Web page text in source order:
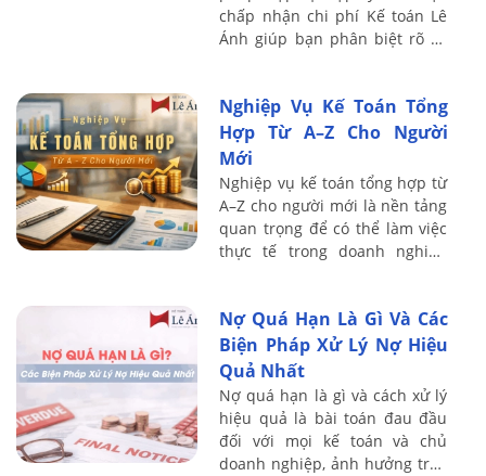
chấp nhận chi phí Kế toán Lê
Ánh giúp bạn phân biệt rõ và
Nghiệp Vụ Kế Toán Tổng
Hợp Từ A–Z Cho Người
Mới
Nghiệp vụ kế toán tổng hợp từ
A–Z cho người mới là nền tảng
quan trọng để có thể làm việc
thực tế trong doanh nghiệp
Ánh ...
Nợ Quá Hạn Là Gì Và Các
Biện Pháp Xử Lý Nợ Hiệu
Quả Nhất
Nợ quá hạn là gì và cách xử lý
hiệu quả là bài toán đau đầu
đối với mọi kế toán và chủ
doanh nghiệp, ảnh hưởng trực